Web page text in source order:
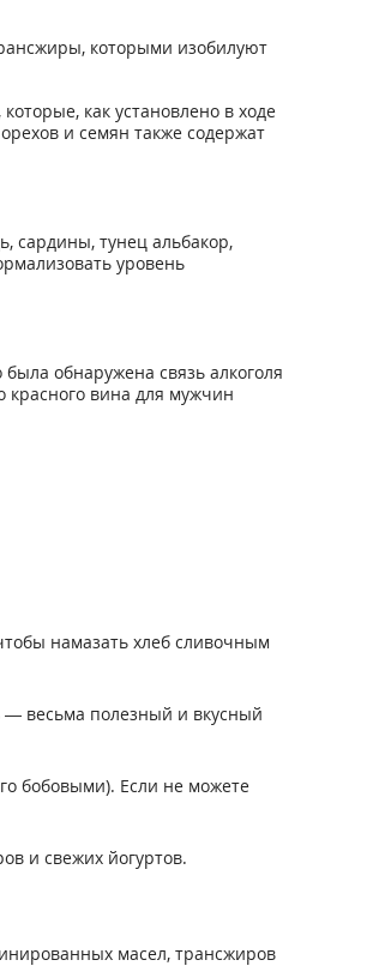
которыми изобилуют
как установлено в ходе
и семян также содержат
сардины, тунец альбакор,
уровень
обнаружена связь алкоголя
красного вина для мужчин
намазать хлеб сливочным
— весьма полезный и вкусный
бобовыми). Если не можете
и свежих йогуртов.
масел, трансжиров